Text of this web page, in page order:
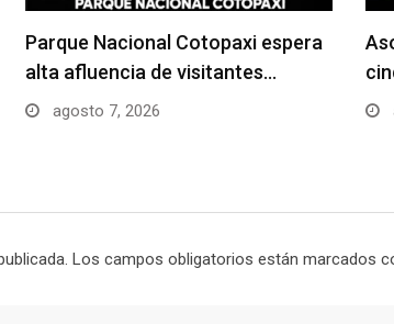
Parque Nacional Cotopaxi espera
alta afluencia de visitantes…
agosto 7, 2026
Los campos obligatorios están marcados